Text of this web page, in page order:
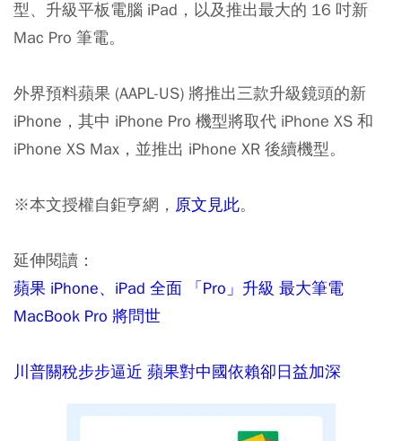
型、升級平板電腦 iPad，以及推出最大的 16 吋新
Mac Pro 筆電。
外界預料蘋果 (AAPL-US) 將推出三款升級鏡頭的新
iPhone，其中 iPhone Pro 機型將取代 iPhone XS 和
iPhone XS Max，並推出 iPhone XR 後續機型。
※本文授權自鉅亨網， 原文見此。
延伸閱讀：
蘋果 iPhone、iPad 全面 「Pro」升級 最大筆電
MacBook Pro 將問世
川普關稅步步逼近 蘋果對中國依賴卻日益加深